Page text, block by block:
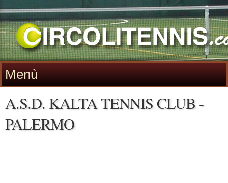
Menù
A.S.D. KALTA TENNIS CLUB -
PALERMO